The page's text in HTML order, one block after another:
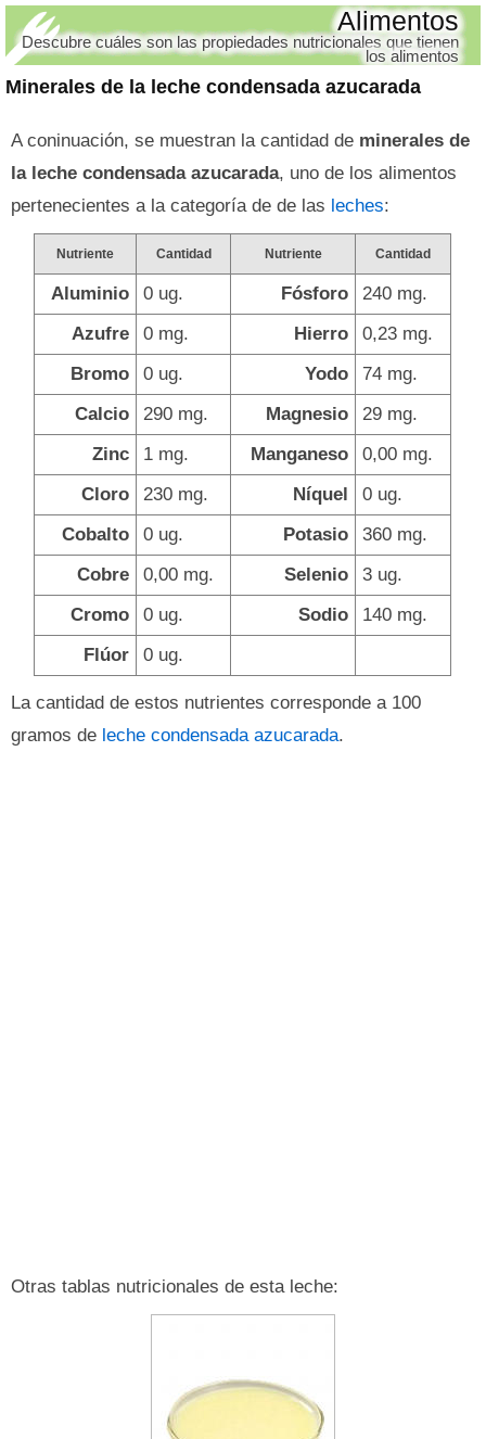
Minerales de la leche condensada azucarada
Alimentos
Descubre cuáles son las propiedades nutricionales que tienen
los alimentos
A coninuación, se muestran la cantidad de minerales de
la leche condensada azucarada, uno de los alimentos
pertenecientes a la categoría de de las leches:
Nutriente Cantidad Nutriente Cantidad
Aluminio 0 ug. Fósforo
240 mg.
Azufre
0 mg. Hierro
0,23 mg.
Bromo
0 ug. Yodo
74 mg.
Calcio
290 mg. Magnesio
29 mg.
Zinc
1 mg. Manganeso
0,00 mg.
Cloro
230 mg. Níquel
0 ug.
Cobalto
0 ug. Potasio
360 mg.
Cobre
0,00 mg. Selenio
3 ug.
Cromo
0 ug. Sodio
140 mg.
Flúor
0 ug.
La cantidad de estos nutrientes corresponde a 100
gramos de leche condensada azucarada.
Otras tablas nutricionales de esta leche: